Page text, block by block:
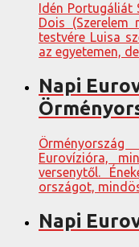
Idén Portugáliát
Dois (Szerelem
testvére Luisa
az egyetemen,
Napi
Eurovízióra,
versenytől.
országot,
Napi